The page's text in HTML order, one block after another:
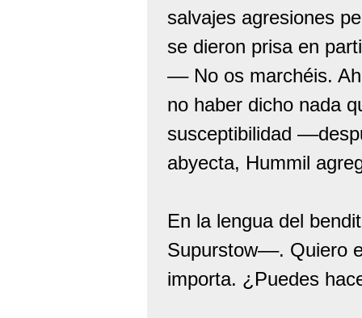
salvajes agresiones
se dieron prisa en
–– No os marchéis.
no haber dicho nada
susceptibilidad
abyecta, Hummil
En la lengua del
Supurstow––. Quiero
importa. ¿Puedes